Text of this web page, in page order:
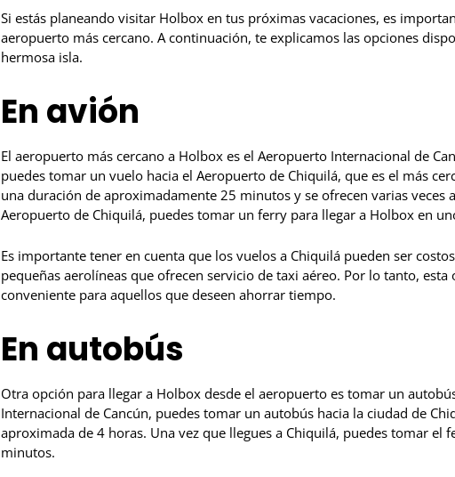
Si estás planeando visitar Holbox en tus próximas vacaciones, es
aeropuerto más cercano. A continuación, te explicamos las opciones
hermosa isla.
En avión
El aeropuerto más cercano a Holbox es el Aeropuerto Internacional de
puedes tomar un vuelo hacia el Aeropuerto de Chiquilá, que es el más
una duración de aproximadamente 25 minutos y se ofrecen varias veces
Aeropuerto de Chiquilá, puedes tomar un ferry para llegar a Holbox en
Es importante tener en cuenta que los vuelos a Chiquilá pueden ser
pequeñas aerolíneas que ofrecen servicio de taxi aéreo. Por lo tanto,
conveniente para aquellos que deseen ahorrar tiempo.
En autobús
Otra opción para llegar a Holbox desde el aeropuerto es tomar un
Internacional de Cancún, puedes tomar un autobús hacia la ciudad de
aproximada de 4 horas. Una vez que llegues a Chiquilá, puedes tomar el
minutos.